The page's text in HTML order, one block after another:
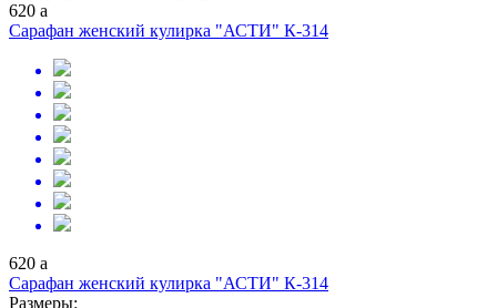
620 a
Сарафан женский кулирка "АСТИ" К-314
620 a
Сарафан женский кулирка "АСТИ" К-314
Размеры: